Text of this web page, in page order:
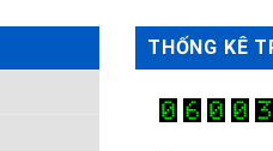
THỐNG KÊ